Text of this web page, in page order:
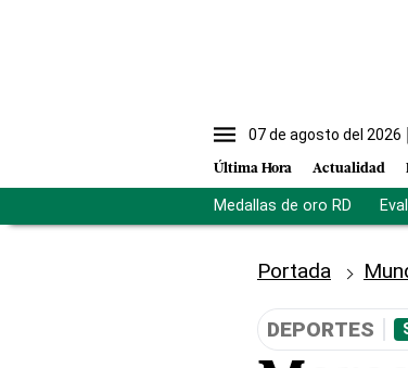
07 de agosto del 2026
Última Hora Actualidad
Medallas de oro RD
Portada
DEPORTES